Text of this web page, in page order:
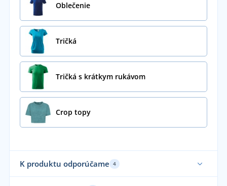
Oblečenie
Tričká
Tričká s krátkym rukávom
Crop topy
K produktu odporúčame 4